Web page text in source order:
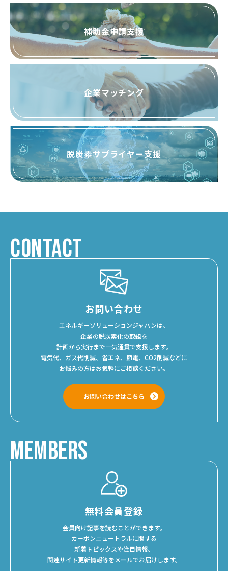
補助金申請支援
企業マッチング
脱炭素サプライヤー支援
CONTACT
お問い合わせ
エネルギーソリューションジャパンは、
企業の脱炭素化の取組を
計画から実行まで一気通貫で支援します。
電気代、ガス代削減、省エネ、節電、CO2削減などに
お悩みの方はお気軽にご相談ください。
お問い合わせはこちら
MEMBERS
無料会員登録
会員向け記事を読むことができます。
カーボンニュートラルに関する
新着トピックスや注目情報、
関連サイト更新情報等をメールでお届けします。